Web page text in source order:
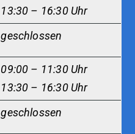
13:30 – 16:30 Uhr
geschlossen
09:00 – 11:30 Uhr
13:30 – 16:30 Uhr
geschlossen